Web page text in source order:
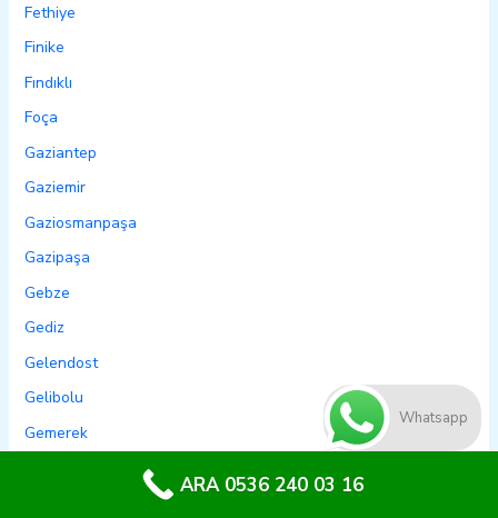
Fethiye
Finike
Fındıklı
Foça
Gaziantep
Gaziemir
Gaziosmanpaşa
Gazipaşa
Gebze
Gediz
Gelendost
Gelibolu
Gemerek
Whatsapp
ARA 0536 240 03 16